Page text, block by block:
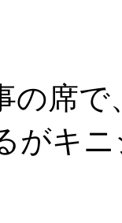
の席
がキ